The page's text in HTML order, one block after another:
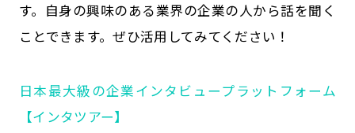
す。自身の興味のある業界の企業の人から話を聞く
ことできます。ぜひ活用してみてください！
日本最大級の企業インタビュープラットフォーム
【インタツアー】